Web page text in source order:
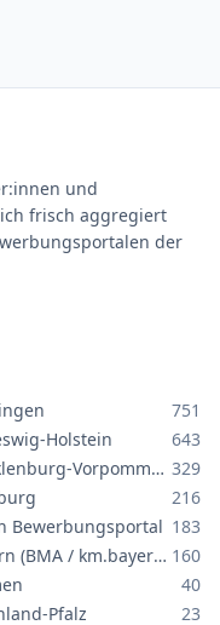
und
frisch aggregiert
der
751
Holstein
643
Mecklenburg-Vorpommern 329
216
Bewerbungsportal 183
Bayern (BMA / km.bayern.de) 160
40
Pfalz 23